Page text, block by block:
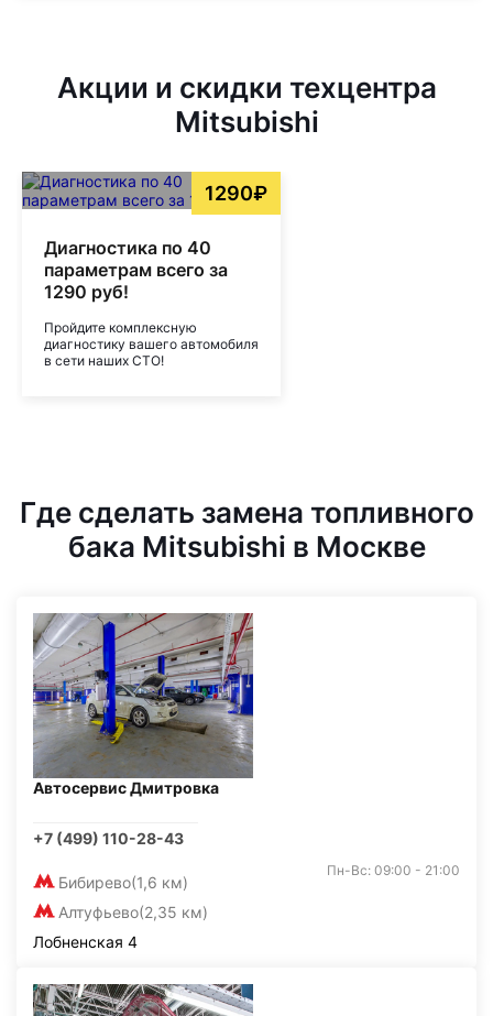
Акции и скидки техцентра
Mitsubishi
1290₽
Диагностика по 40
параметрам всего за
1290 руб!
Пройдите комплексную
диагностику вашего автомобиля
в сети наших СТО!
Где сделать замена топливного
бака Mitsubishi в Москве
Автосервис Дмитровка
+7 (499) 110-28-43
Бибирево(1,6 км)
Алтуфьево(2,35 км)
Пн-Вс: 09:00 - 21:00
Лобненская 4